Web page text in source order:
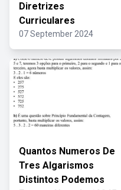
Diretrizes
Curriculares
07 September 2024
Quantos Numeros De
Tres Algarismos
Distintos Podemos